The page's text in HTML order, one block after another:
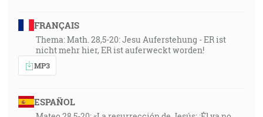
FRANÇAIS
Thema: Math. 28,5-20: Jesu Auferstehung - ER ist
nicht mehr hier, ER ist auferweckt worden!
MP3
ESPAÑOL